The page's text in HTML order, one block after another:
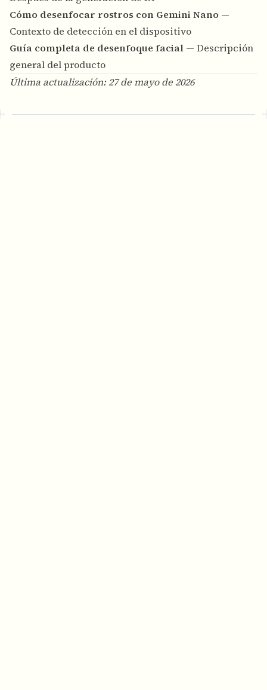
Cómo desenfocar rostros con Gemini Nano —
Contexto de detección en el dispositivo
Guía completa de desenfoque facial — Descripción
general del producto
Última actualización: 27 de mayo de 2026